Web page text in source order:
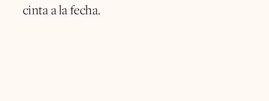
cinta a la fecha.